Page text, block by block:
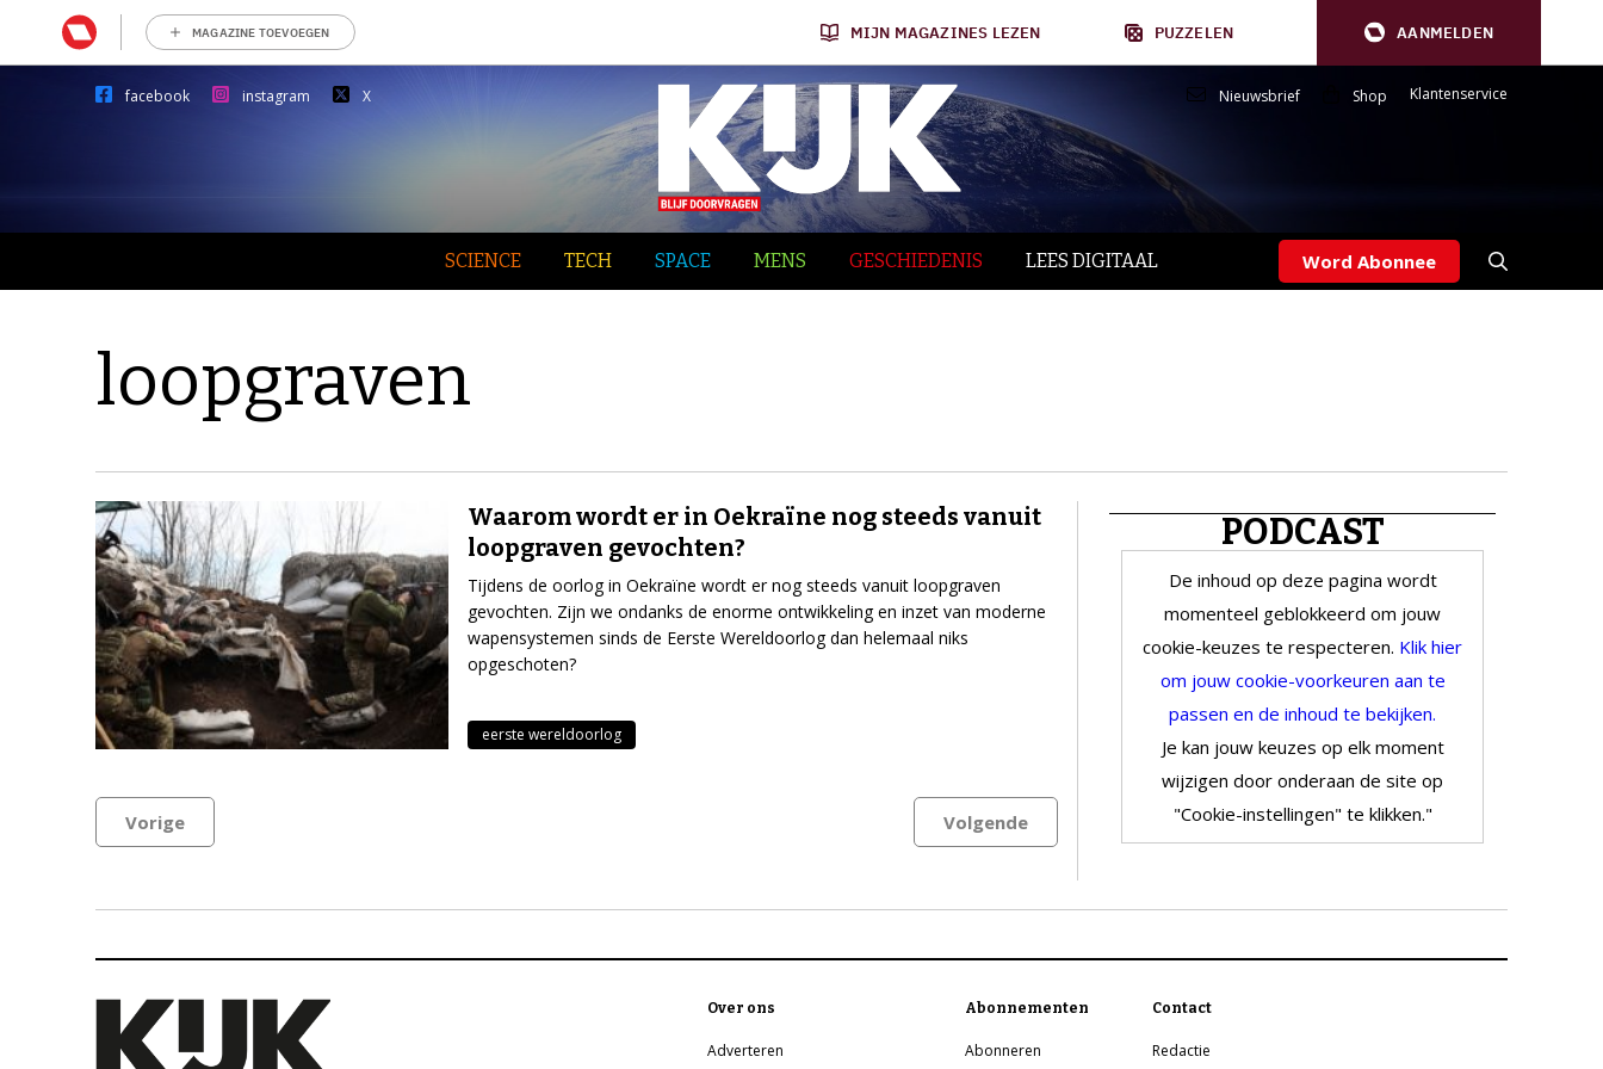
MAGAZINE TOEVOEGEN MIJN MAGAZINES LEZEN PUZZELEN AANMELDEN
facebook instagram X Nieuwsbrief Shop Klantenservice
SCIENCE TECH SPACE MENS GESCHIEDENIS LEES DIGITAAL Word Abonnee
loopgraven
Waarom wordt er in Oekraïne nog steeds vanuit
loopgraven gevochten?
Tijdens de oorlog in Oekraïne wordt er nog steeds vanuit loopgraven
gevochten. Zijn we ondanks de enorme ontwikkeling en inzet van moderne
wapensystemen sinds de Eerste Wereldoorlog dan helemaal niks
opgeschoten?
eerste wereldoorlog
Vorige Volgende
PODCAST
De inhoud op deze pagina wordt
momenteel geblokkeerd om jouw
cookie-keuzes te respecteren. Klik hier
om jouw cookie-voorkeuren aan te
passen en de inhoud te bekijken.
Je kan jouw keuzes op elk moment
wijzigen door onderaan de site op
"Cookie-instellingen" te klikken."
Over ons
Adverteren
Abonnementen
Abonneren
Contact
Redactie